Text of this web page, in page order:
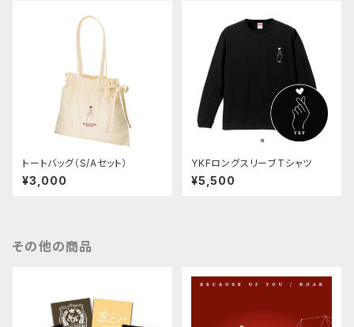
トートバッグ（S/Aセット）
¥3,000
YKFロングスリーブTシャツ
¥5,500
その他の商品